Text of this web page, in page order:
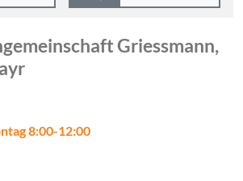
Griessmann,
8:00-12:00